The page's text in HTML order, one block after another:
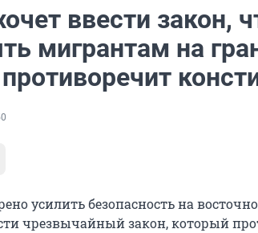
ввести закон,
мигрантам на
усилить безопасность на
чрезвычайный закон, который